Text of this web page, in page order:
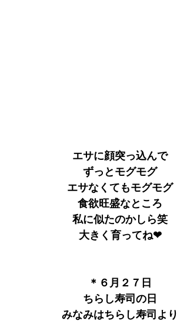
エサに顔突っ込んで
ずっとモグモグ
エサなくてもモグモグ
食欲旺盛なところ
私に似たのかしら笑
大きく育ってね❤
＊６月２７日
ちらし寿司の日
みなみはちらし寿司より